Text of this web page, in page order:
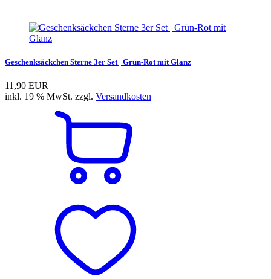
Geschenksäckchen Sterne 3er Set | Grün-Rot mit Glanz
11,90 EUR
inkl. 19 % MwSt. zzgl. Versandkosten